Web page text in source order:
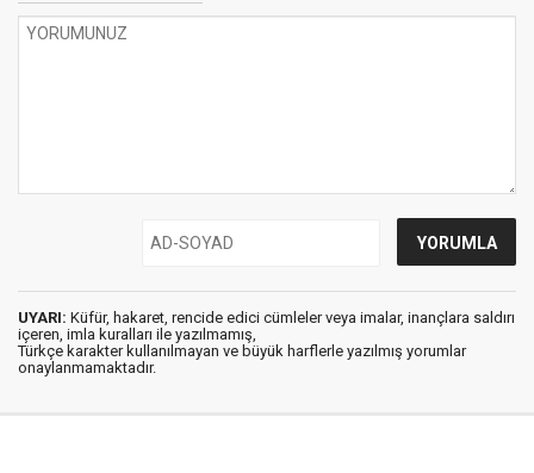
UYARI: Küfür, hakaret, rencide edici cümleler veya imalar, inançlara saldırı
içeren, imla kuralları ile yazılmamış,
Türkçe karakter kullanılmayan ve büyük harflerle yazılmış yorumlar
onaylanmamaktadır.